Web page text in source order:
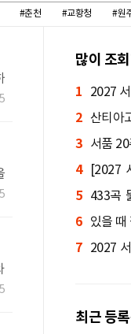
#춘천 #교황청 #원
많이 조
1
2027
한국인 곡
2 산티아
울에서 만
3 서품
4
[2027
니 WYD 열
5
433곡
울 WYD 공
6 있을 때
7
2027
최근 등